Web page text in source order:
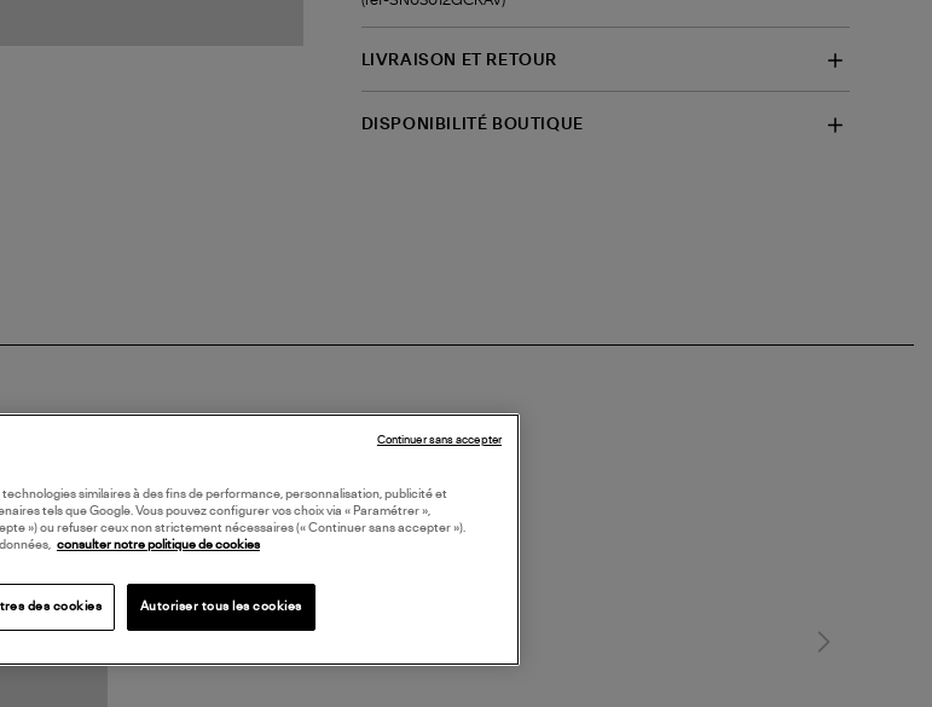
LIVRAISON ET RETOUR
DISPONIBILITÉ BOUTIQUE
similaires à des fins de performance, personnalisation, publicité et
tels que Google. Vous pouvez configurer vos choix via « Paramétrer »,
») ou refuser ceux non strictement nécessaires (« Continuer sans accepter »).
consulter notre politique de cookies
des cookies Autoriser tous les cookies
Continuer sans accepter